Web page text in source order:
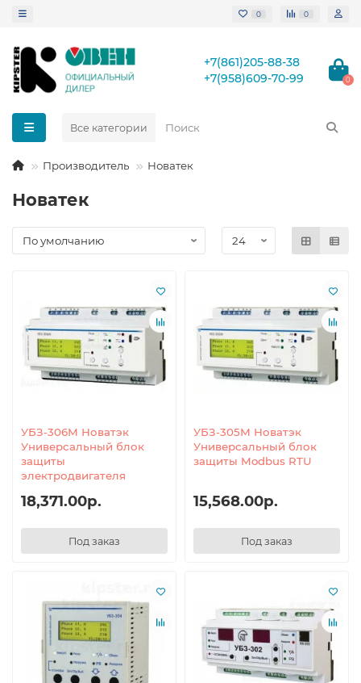
0 0
+7(861)205-88-38
+7(958)609-70-99
0
Все категории
Производитель Новатек
Новатек
УБЗ-306М Новатэк
Универсальный блок
защиты
электродвигателя
18,371.00р.
Под заказ
УБЗ-305М Новатэк
Универсальный блок
защиты Modbus RTU
15,568.00р.
Под заказ